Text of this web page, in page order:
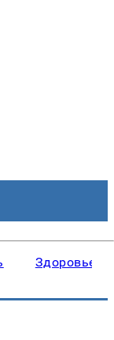
Здоровье